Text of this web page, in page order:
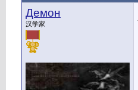
Демон
汉学家